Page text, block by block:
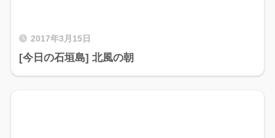
2017年3月15日
[今日の石垣島] 北風の朝